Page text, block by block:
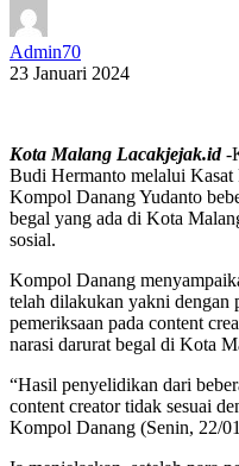
Admin70
23 Januari 2024
Kota Malang Lacakjejak.id-
Budi Hermanto melalui
Kompol Danang Yudanto
begal yang ada di Kota
sosial.
Kompol Danang
telah dilakukan yakni
pemeriksaan pada content
narasi darurat begal di Kota
“Hasil penyelidikan dari
content creator tidak sesuai
Kompol Danang (Senin, 22/